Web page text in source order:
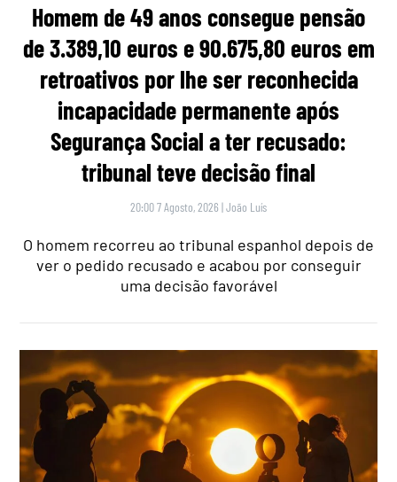
Homem de 49 anos consegue pensão
de 3.389,10 euros e 90.675,80 euros em
retroativos por lhe ser reconhecida
incapacidade permanente após
Segurança Social a ter recusado:
tribunal teve decisão final
20:00 7 Agosto, 2026 |João Luís
O homem recorreu ao tribunal espanhol depois de
ver o pedido recusado e acabou por conseguir
uma decisão favorável